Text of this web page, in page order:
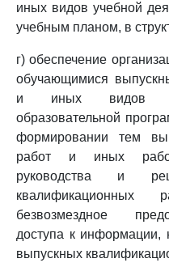
иных видов учебной
учебным планом, в
г) обеспечение
обучающимися
и иных видов
образовательной
формировании тем
работ и иных
руководства и
безвозмездное
доступа к информации,
выпускных